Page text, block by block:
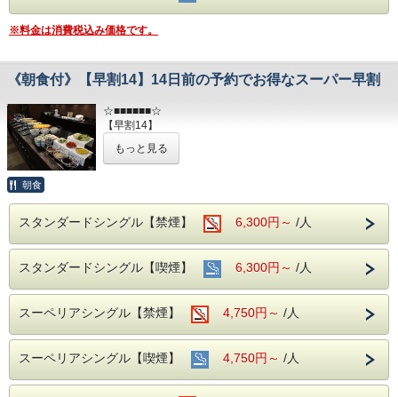
※料金は消費税込み価格です。
《朝食付》【早割14】14日前の予約でお得なスーパー早割
☆■■■■■■☆
【早割14】
14日前までに予定が決まっていれば【早割14】がオススメ♪
和食・洋食のビュッフェをご用意いたします。
※ただし、大変申し訳ございませんが最低数に達しない場合
お膳形式でのご提供になりますこと、ご了承ください。
2F buffet restaurant【SAL0NE】
営業時間 7：00 ～ 9：00
◆インターネット接続◆
WiFi完備（無料・使い放題）
＊有線接続はできません。
もっと見る
朝食
スタンダードシングル【禁煙】 6,300円～ /人
スタンダードシングル【喫煙】 6,300円～ /人
スーペリアシングル【禁煙】 4,750円～ /人
スーペリアシングル【喫煙】 4,750円～ /人